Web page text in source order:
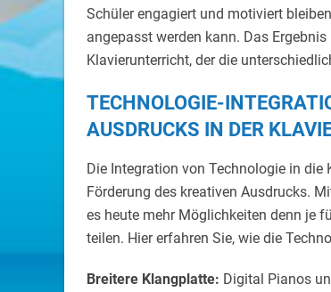
Schüler engagiert und motiviert
angepasst werden kann. Das
Klavierunterricht, der die
TECHNOLOGIE-
AUSDRUCKS IN DER
Die Integration von Technologie in
Förderung des kreativen Ausdrucks.
es heute mehr Möglichkeiten denn je
teilen. Hier erfahren Sie, wie die
Breitere Klangplatte: Digital Pianos